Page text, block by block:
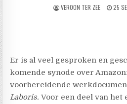
VEROON TER ZEE 25
Er is al veel gesproken en
komende synode over
voorbereidende
Laboris.Voor een deel van het